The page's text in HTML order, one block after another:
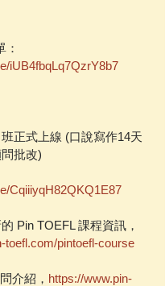
iUB4fbqLq7QzrY8b7
正式上線 (口說寫作14天
批改)
CqiiiyqH82QKQ1E87
Pin TOEFL 課程資訊，
toefl.com/pintoefl-course
介紹， https://www.pin-